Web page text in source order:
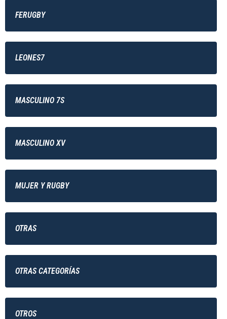
FERUGBY
LEONES7
MASCULINO 7S
MASCULINO XV
MUJER Y RUGBY
OTRAS
OTRAS CATEGORÍAS
OTROS